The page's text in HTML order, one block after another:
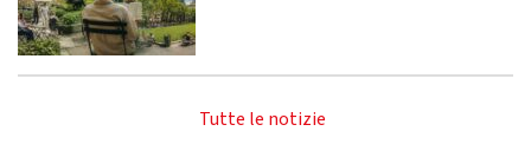
Tutte le notizie